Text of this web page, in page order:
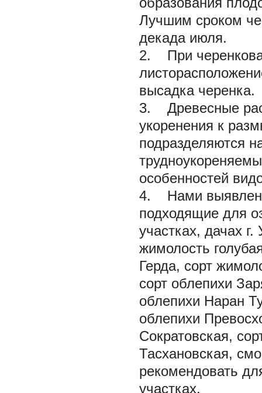
Лучшим сроком
декада июля.
2. При
высадка черенка.
3. Древесные
укоренения к
подразделяются
особенностей
4. Нами выявлены
подходящие для
участках, дачах
жимолость
Герда, сорт
сорт облепихи
облепихи Наран
облепихи
Сократовская,
Тасхановская,
рекомендовать
участках.